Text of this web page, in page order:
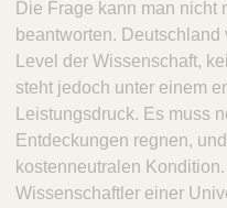
Die Frage kann man nicht
beantworten.
Level der Wissenschaft,
steht jedoch unter einem
Leistungsdruck. Es muss
Entdeckungen regnen,
kostenneutralen
Wissenschaftler einer